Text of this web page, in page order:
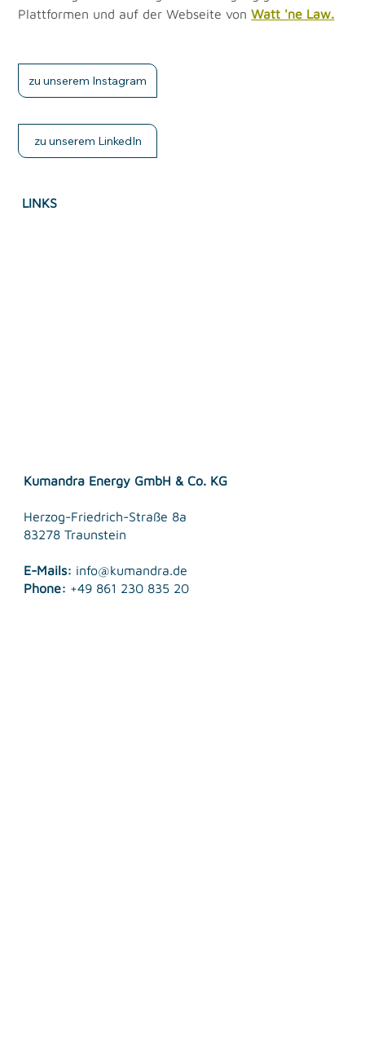
Plattformen und auf der Webseite von Watt 'ne Law.
zu unserem Instagram
zu unserem LinkedIn
Kumandra Energy GmbH & Co. KG
Herzog-Friedrich-Straße 8a
83278 Traunstein
E-Mails: info@kumandra.de
Phone: +49 861 230 835 20
LINKS